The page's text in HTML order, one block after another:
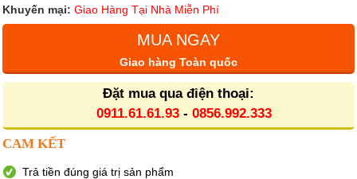
Khuyến mại: Giao Hàng Tại Nhà Miễn Phí
MUA NGAY
Giao hàng Toàn quốc
Đặt mua qua điện thoại:
0911.61.61.93- 0856.992.333
CAM KẾT
Trả tiền đúng giá trị sản phẩm